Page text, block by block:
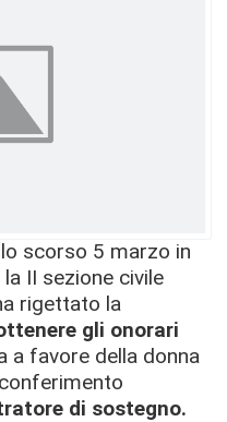
scorso 5 marzo in
II sezione civile
rigettato la
gli onorari
a favore della donna
di sostegno.